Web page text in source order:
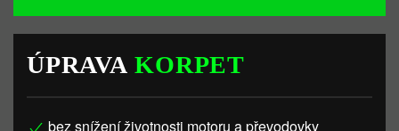
ÚPRAVAKORPET
bez snížení životnosti motoru a převodovky